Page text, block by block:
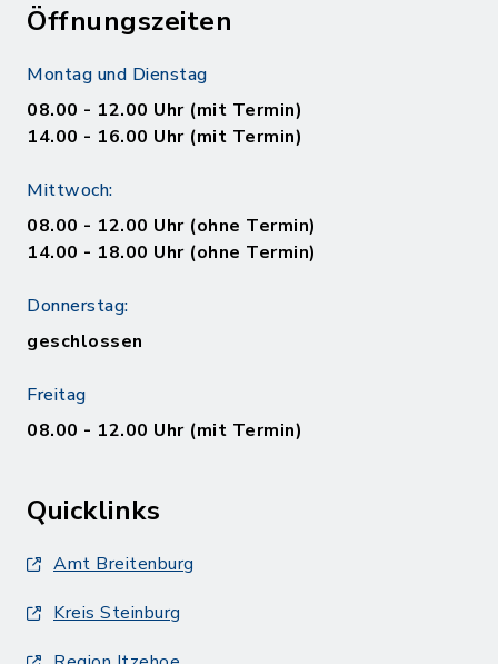
Öffnungszeiten
Montag und Dienstag
08.00 - 12.00 Uhr (mit Termin)
14.00 - 16.00 Uhr (mit Termin)
Mittwoch:
08.00 - 12.00 Uhr (ohne Termin)
14.00 - 18.00 Uhr (ohne Termin)
Donnerstag:
geschlossen
Freitag
08.00 - 12.00 Uhr (mit Termin)
Quicklinks
Amt Breitenburg
Kreis Steinburg